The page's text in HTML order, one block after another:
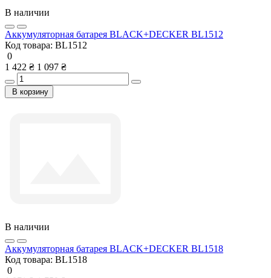
В наличии
Аккумуляторная батарея BLACK+DECKER BL1512
Код товара: BL1512
0
1 422 ₴ 1 097 ₴
В корзину
В наличии
Аккумуляторная батарея BLACK+DECKER BL1518
Код товара: BL1518
0